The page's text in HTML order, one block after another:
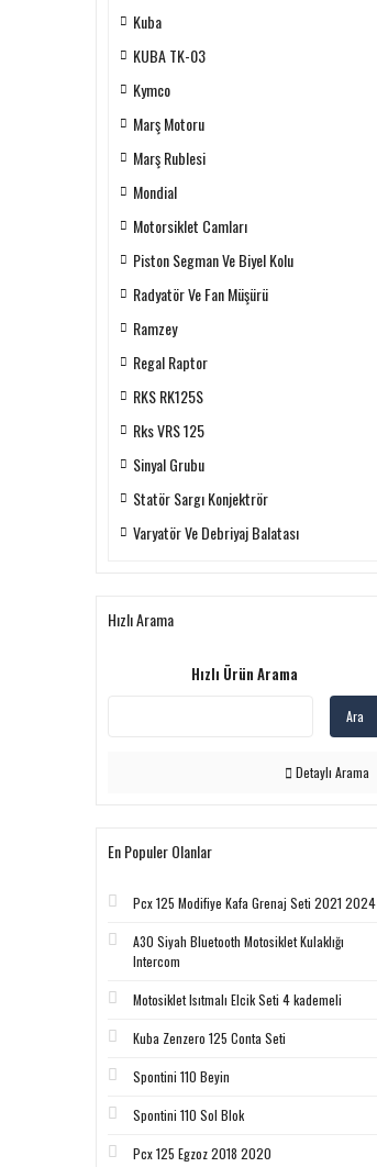
Kuba
KUBA TK-03
Kymco
Marş Motoru
Marş Rublesi
Mondial
Motorsiklet Camları
Piston Segman Ve Biyel Kolu
Radyatör Ve Fan Müşürü
Ramzey
Regal Raptor
RKS RK125S
Rks VRS 125
Sinyal Grubu
Statör Sargı Konjektrör
Varyatör Ve Debriyaj Balatası
Hızlı Arama
Hızlı Ürün Arama
Ara
Detaylı Arama
En Populer Olanlar
Pcx 125 Modifiye Kafa Grenaj Seti 2021 2024
A30 Siyah Bluetooth Motosiklet Kulaklığı
Intercom
Motosiklet Isıtmalı Elcik Seti 4 kademeli
Kuba Zenzero 125 Conta Seti
Spontini 110 Beyin
Spontini 110 Sol Blok
Pcx 125 Egzoz 2018 2020